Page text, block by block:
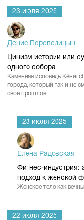
23 июля 2025
Денис Перепелицын
Цинизм истории или
одного собора
Каменная исповедь
города, который так и не
свое прошлое
23 июля 2025
Елена Радовская
Фитнес-индустрия:
подход к женской
Женское тело как
22 июля 2025